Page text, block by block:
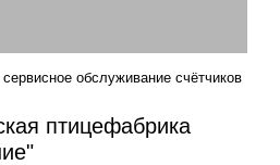
птицефабрика
обслуживание счётчиков